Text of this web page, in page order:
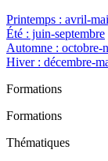
Printemps : avril-mai
Été : juin-septembre
Automne : octobre-
Hiver : décembre-
Formations
Formations
Thématiques